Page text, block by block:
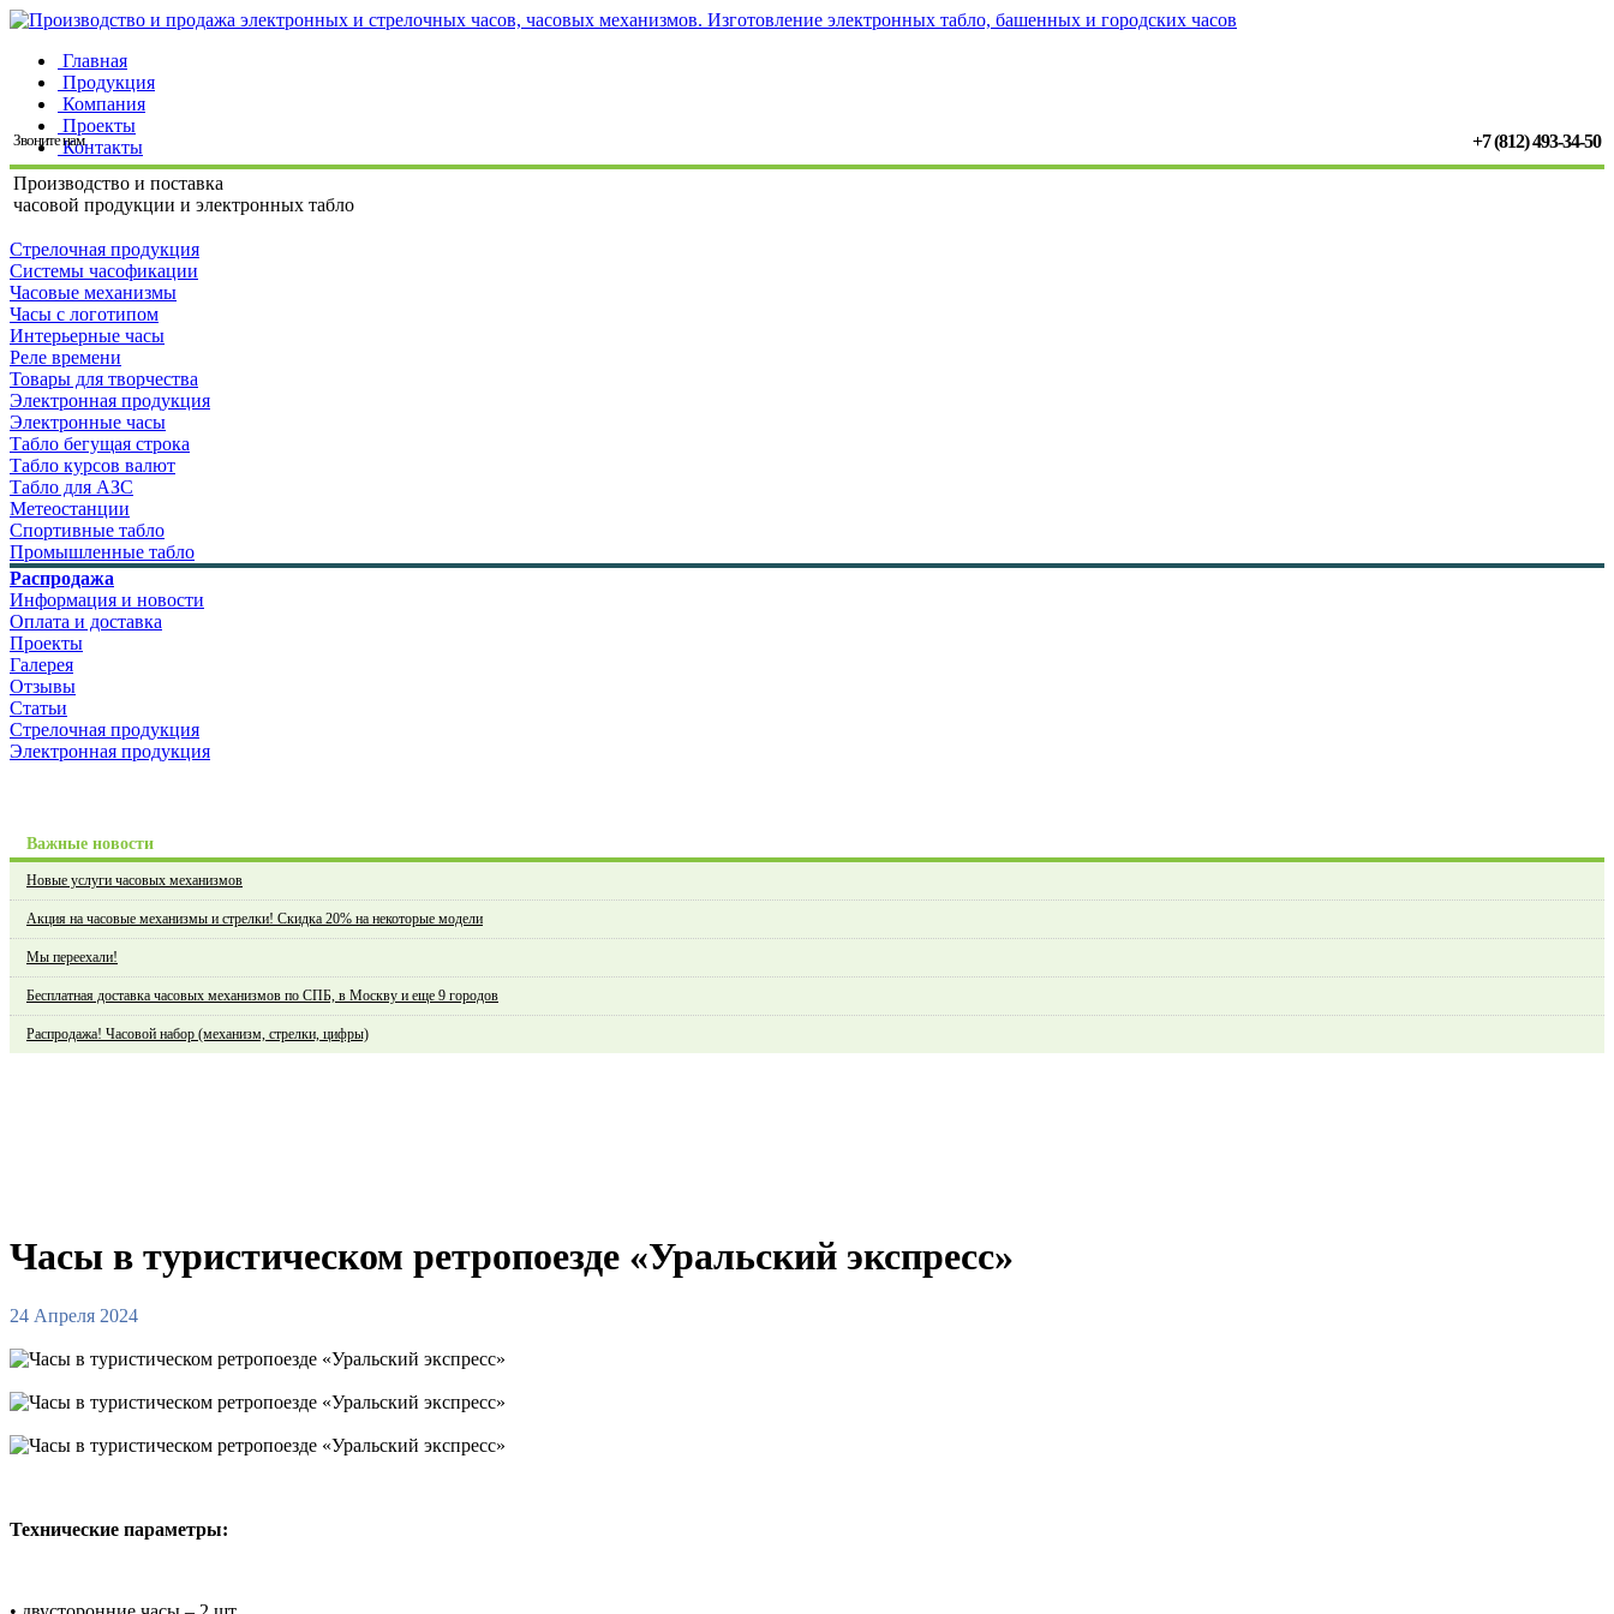
Главная
Продукция
Компания
Проекты
Контакты
Звоните нам +7 (812) 493-34-50
Производство и поставка
часовой продукции и электронных табло
Стрелочная продукция
Системы часофикации
Часовые механизмы
Часы с логотипом
Интерьерные часы
Реле времени
Товары для творчества
Электронная продукция
Электронные часы
Табло бегущая строка
Табло курсов валют
Табло для АЗС
Метеостанции
Спортивные табло
Промышленные табло
Распродажа
Информация и новости
Оплата и доставка
Проекты
Галерея
Отзывы
Статьи
Стрелочная продукция
Электронная продукция
Важные новости
Новые услуги часовых механизмов
Акция на часовые механизмы и стрелки! Скидка 20% на некоторые модели
Мы переехали!
Бесплатная доставка часовых механизмов по СПБ, в Москву и еще 9 городов
Распродажа! Часовой набор (механизм, стрелки, цифры)
Часы в туристическом ретропоезде «Уральский экспресс»
24 Апреля 2024
Технические параметры: